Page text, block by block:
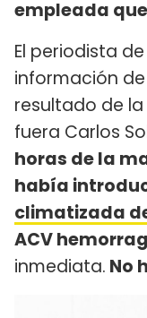
empleada
El periodista de
información
resultado de
fuera Carlos
horas de la
había
climatizada
ACV
inmediata. No